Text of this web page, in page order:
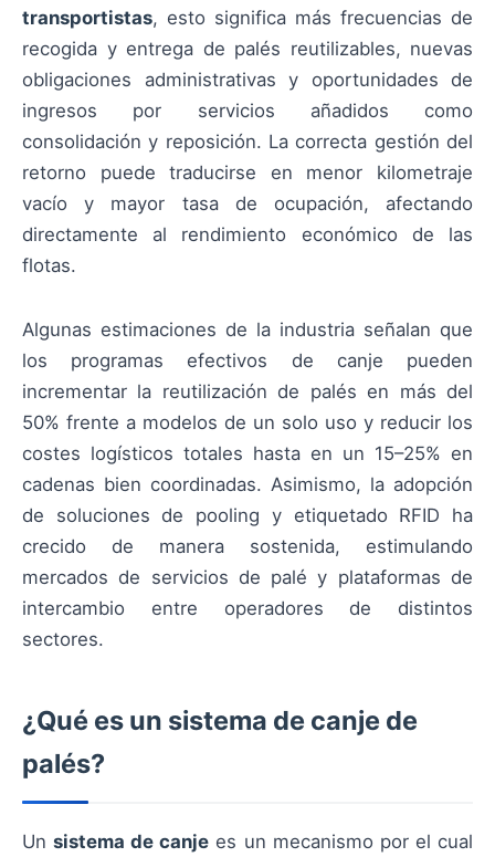
transportistas, esto significa más frecuencias de
recogida y entrega de palés reutilizables, nuevas
obligaciones administrativas y oportunidades de
ingresos por servicios añadidos como
consolidación y reposición. La correcta gestión del
retorno puede traducirse en menor kilometraje
vacío y mayor tasa de ocupación, afectando
directamente al rendimiento económico de las
flotas.
Algunas estimaciones de la industria señalan que
los programas efectivos de canje pueden
incrementar la reutilización de palés en más del
50% frente a modelos de un solo uso y reducir los
costes logísticos totales hasta en un 15–25% en
cadenas bien coordinadas. Asimismo, la adopción
de soluciones de pooling y etiquetado RFID ha
crecido de manera sostenida, estimulando
mercados de servicios de palé y plataformas de
intercambio entre operadores de distintos
sectores.
¿Qué es un sistema de canje de
palés?
Unsistema de canje es un mecanismo por el cual